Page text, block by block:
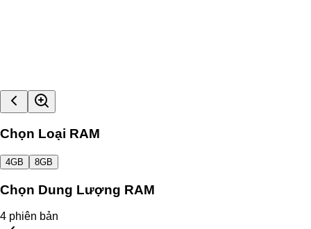
Chọn Loại RAM
4GB 8GB
Chọn Dung Lượng RAM
4 phiên bản